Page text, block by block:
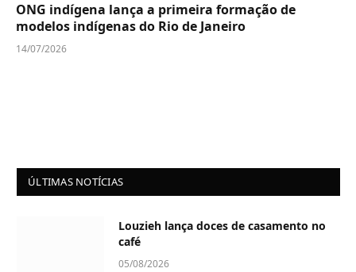
ONG indígena lança a primeira formação de
modelos indígenas do Rio de Janeiro
14/07/2026
ÚLTIMAS NOTÍCIAS
Louzieh lança doces de casamento no
café
05/08/2026